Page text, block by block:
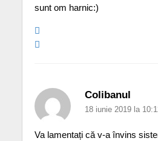
sunt om harnic:)
Colibanul
18 iunie 2019 la
Va lamentați că v-a învins